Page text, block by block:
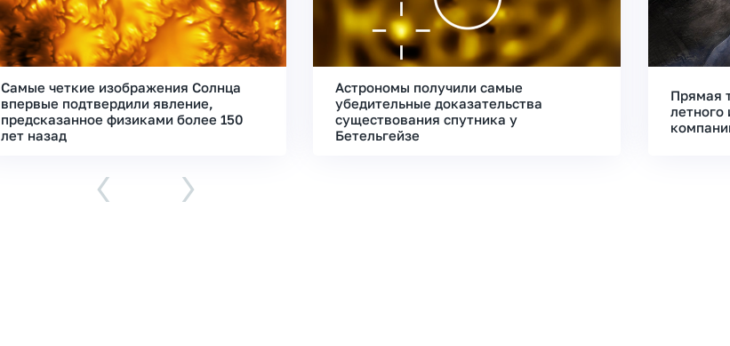
Самые четкие изображения Солнца
впервые подтвердили явление,
предсказанное физиками более 150
лет назад
Астрономы получили самые
убедительные доказательства
существования спутника у
Бетельгейзе
Прямая
летного
‹ ›